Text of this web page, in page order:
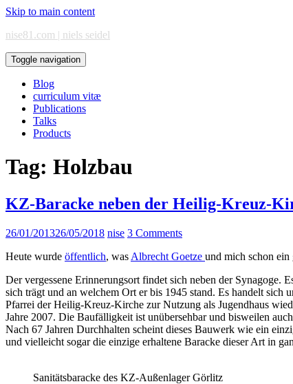
Skip to main content
nise81.com | niels seidel
Toggle navigation
Blog
curriculum vitæ
Publications
Talks
Products
Tag: Holzbau
KZ-Baracke neben der Heilig-Kreuz-
26/01/201326/05/2018 nise 3 Comments
Heute wurde öffentlich, was Albrecht Goetze und mich schon ein
Der vergessene Erinnerungsort findet sich neben der Synagoge.
sich trägt und an welchem Ort er bis 1945 stand. Es handelt
Pfarrei der Heilig-Kreuz-Kirche zur Nutzung als Jugendhaus
Jahre 2007. Die Baufälligkeit ist unübersehbar und bisweilen
Nach 67 Jahren Durchhalten scheint dieses Bauwerk wie ein
und vielleicht sogar die einzige erhaltene Baracke dieser Art in
Sanitätsbaracke des KZ-Außenlager Görlitz